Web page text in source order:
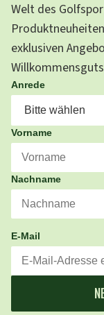
Welt des
exklusiven
Anrede
Vorname
Nachname
E-Mail